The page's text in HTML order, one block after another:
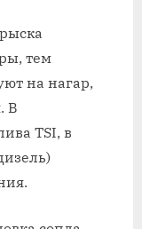
тем
на нагар,
В
TSI, в